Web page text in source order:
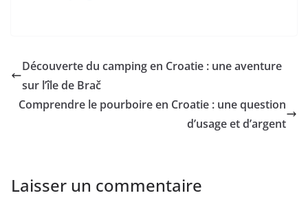
Découverte du camping en Croatie : une aventure
sur l’île de Brač
Comprendre le pourboire en Croatie : une question
d’usage et d’argent
Laisser un commentaire